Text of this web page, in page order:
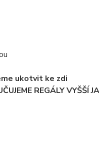
ukotvit ke zdi
REGÁLY VYŠŠÍ